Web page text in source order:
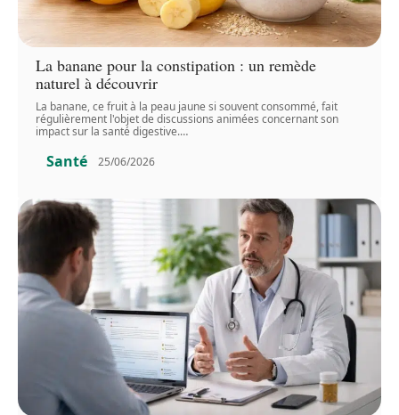
La banane pour la constipation : un remède
naturel à découvrir
La banane, ce fruit à la peau jaune si souvent consommé, fait
régulièrement l'objet de discussions animées concernant son
impact sur la santé digestive.…
Santé 25/06/2026